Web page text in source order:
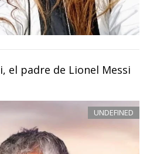
el padre de Lionel Messi
UNDEFINED